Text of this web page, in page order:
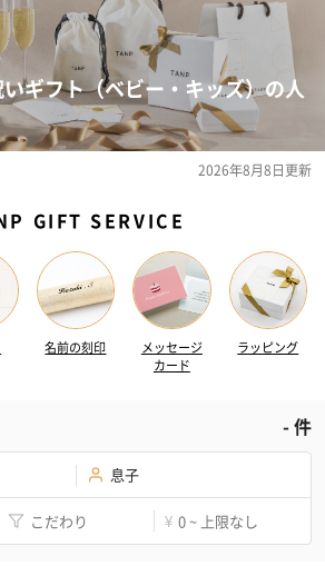
ギフト（ベビー・キッズ）の人
2026年8月8日更新
GIFT SERVICE
名前の刻印
メッセージ
カード
ラッピング
-件
息子
こだわり ¥ 0 ~ 上限なし